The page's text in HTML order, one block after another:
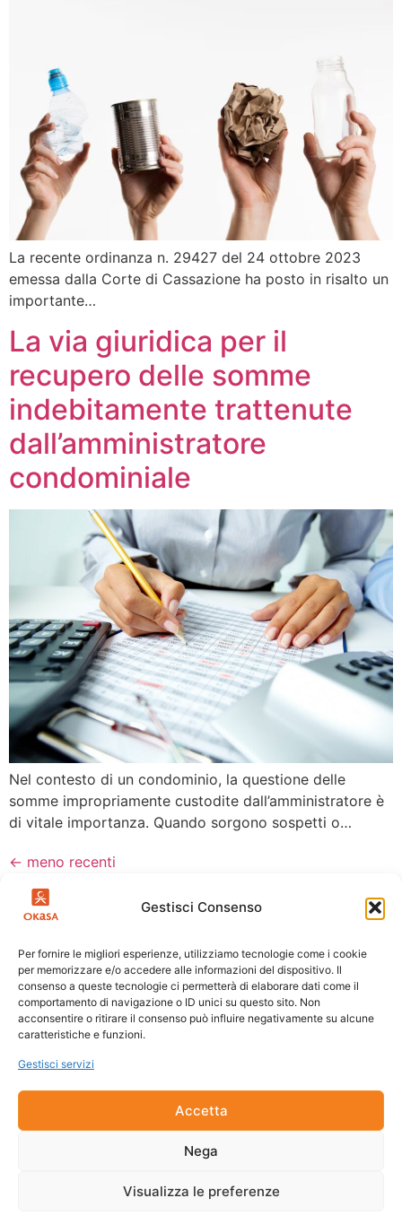
Gestisci Consenso
Per fornire le migliori esperienze, utilizziamo tecnologie come i cookie
per memorizzare e/o accedere alle informazioni del dispositivo. Il
consenso a queste tecnologie ci permetterà di elaborare dati come il
comportamento di navigazione o ID unici su questo sito. Non
acconsentire o ritirare il consenso può influire negativamente su alcune
caratteristiche e funzioni.
Gestisci servizi
Accetta
Nega
Visualizza le preferenze
La recente ordinanza n. 29427 del 24 ottobre 2023
emessa dalla Corte di Cassazione ha posto in risalto un
importante…
La via giuridica per il
recupero delle somme
indebitamente trattenute
dall’amministratore
condominiale
Nel contesto di un condominio, la questione delle
somme impropriamente custodite dall’amministratore è
di vitale importanza. Quando sorgono sospetti o…
← meno recenti